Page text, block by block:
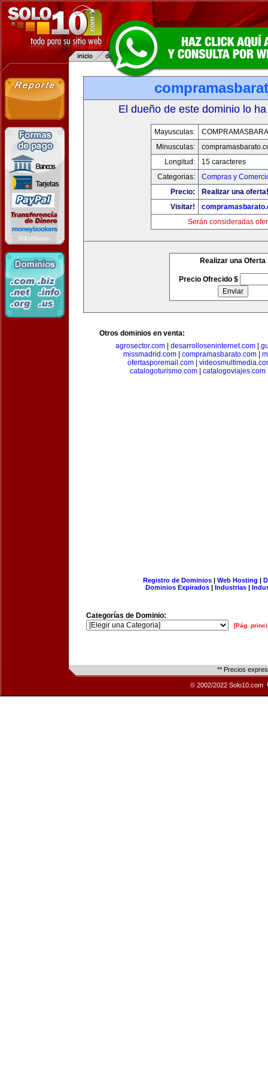
El dueño de este dominio lo
Mayusculas:
Minusculas:
Longitud:
15 caracteres
Categorias:
Compras y
Precio:
Realizar una oferta!
Visitar!
Serán consideradas
Realizar una Oferta
Precio Ofrecido $
Otros dominios en venta:
agrosector.com
desarrolloseninternet.com
missmadrid.com| compramasbarato.com|
ofertasporemail.com
catalogoturismo.com
catalogoviajes.com
Registro de Dominios| Web Hosting |
Dominios Expirados | Industrias |
Categorías de Dominio:
[Pág.
** Precios
© 2002/2022 Solo10.com